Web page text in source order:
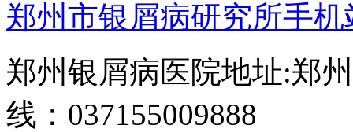
郑州市银屑病研究所手机
郑州银屑病医院地址:郑
线：037155009888